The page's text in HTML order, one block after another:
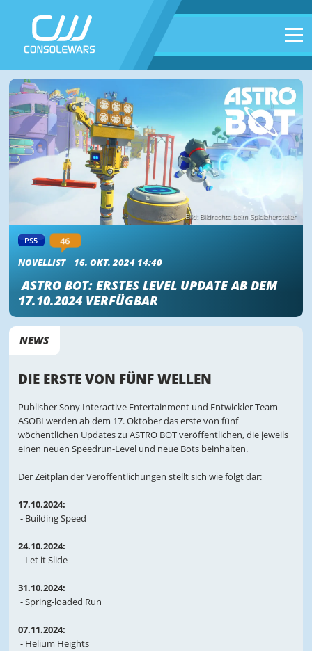
Bild: Bildrechte beim Spielehersteller
PS5 46
NOVELLIST 16. OKT. 2024 14:40
ASTRO BOT: ERSTES LEVEL UPDATE AB DEM
17.10.2024 VERFÜGBAR
NEWS
DIE ERSTE VON FÜNF WELLEN
Publisher Sony Interactive Entertainment und Entwickler Team
ASOBI werden ab dem 17. Oktober das erste von fünf
wöchentlichen Updates zu ASTRO BOT veröffentlichen, die jeweils
einen neuen Speedrun-Level und neue Bots beinhalten.
Der Zeitplan der Veröffentlichungen stellt sich wie folgt dar:
17.10.2024:
- Building Speed
24.10.2024:
- Let it Slide
31.10.2024:
- Spring-loaded Run
07.11.2024:
- Helium Heights